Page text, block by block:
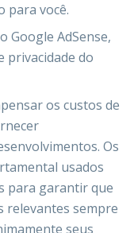
para você.
Google AdSense,
privacidade do
os custos de
Os
usados
para garantir que
relevantes sempre
seus